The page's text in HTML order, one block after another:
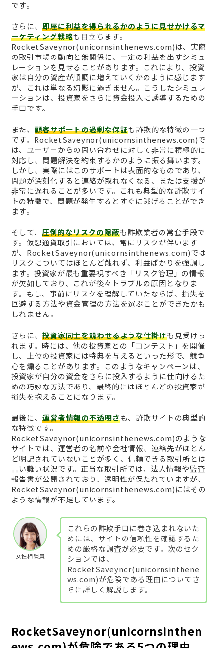
です。
さらに、 即座に利益を得られるかのように見せかけるマ
ーケティング戦略も目立ちます。
RocketSaveynor(unicornsinthenews.com)は、実際
の取引市場の動向と無関係に、一定の利益を出すシミュ
レーションを見せることがあります。これにより、投資
家は自分の資産が順調に増えていくかのように感じます
が、これは単なる幻影に過ぎません。こうしたシミュレ
ーションは、投資家をさらに資金投入に誘導するための
手口です。
また、 顧客サポートの過剰な保証も詐欺的な特徴の一つ
です。RocketSaveynor(unicornsinthenews.com)で
は、ユーザーからの問い合わせに対して非常に積極的に
対応し、問題解決を約束するかのように振る舞います。
しかし、実際にはこのサポートは表面的なものであり、
問題が深刻化すると連絡が取れなくなる、または支援が
非常に遅れることが多いです。これも典型的な詐欺サイ
トの特徴で、問題が発生するとすぐに逃げることができ
ます。
そして、 圧倒的なリスクの隠蔽も詐欺業者の常套手段で
す。仮想通貨取引においては、常にリスクが伴います
が、RocketSaveynor(unicornsinthenews.com)では
リスクについてはほとんど触れず、利益ばかりを強調し
ます。投資家が最も重要視すべき「リスク管理」の情報
が欠如しており、これが後々トラブルの原因となりま
す。もし、事前にリスクを理解していたならば、損失を
回避する方法や資金管理の方法を選ぶことができたかも
しれません。
さらに、 投資家同士を競わせるような仕掛けも見受けら
れます。時には、他の投資家との「コンテスト」を開催
し、上位の投資家には特典を与えるといった形で、競争
心を煽ることがあります。このようなキャンペーンは、
投資家が自分の資金をさらに投入するように仕向けるた
めの巧妙な方法であり、最終的にはほとんどの投資家が
損失を抱えることになります。
最後に、 運営者情報の不透明さも、詐欺サイトの典型的
な特徴です。
RocketSaveynor(unicornsinthenews.com)のような
サイトでは、運営者の名前や会社情報、連絡先がほとん
ど明記されていないことが多く、信頼できる取引所とは
言い難い状況です。正当な取引所では、法人情報や監査
報告書が公開されており、透明性が保たれていますが、
RocketSaveynor(unicornsinthenews.com)にはその
ような情報が不足しています。
女性相談員
これらの詐欺手口に巻き込まれないた
めには、サイトの信頼性を確認するた
めの厳格な調査が必要です。次のセク
ションでは、
RocketSaveynor(unicornsinthene
ws.com)が危険である理由についてさ
らに詳しく解説します。
RocketSaveynor(unicornsinthen